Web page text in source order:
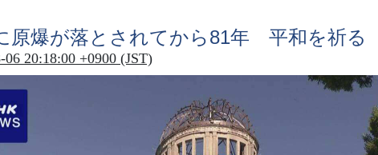
原爆が落とされてから81年 平和を祈る
06 20:18:00 +0900 (JST)